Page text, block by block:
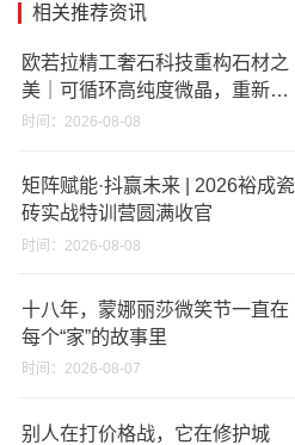
相关推荐资讯
欧若拉精工奢石科技重构石材之
美｜可循环高纯度微晶，重新定
义高端奢石原料
时间：2026-08-08
矩阵赋能·抖赢未来 | 2026裕成瓷
砖实战特训营圆满收官
时间：2026-08-08
十八年，蒙娜丽莎微笑节一直在
每个“家”的故事里
时间：2026-08-07
别人在打价格战，它在修护城